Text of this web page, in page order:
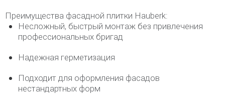
Преимущества фасадной плитки Hauberk:
Несложный, быстрый монтаж без привлечения
профессиональных бригад
Надежная герметизация
Подходит для оформления фасадов
нестандартных форм